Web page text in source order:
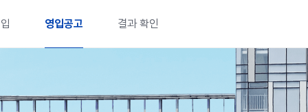
영입공고 결과 확인